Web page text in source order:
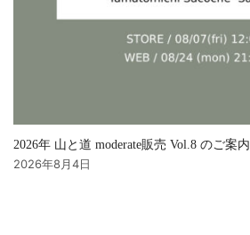
2026年 山と道 moderate販売 Vol.8 のご案内
2026年8月4日